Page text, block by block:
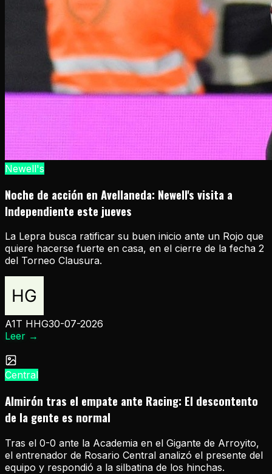
Newell's
Noche de acción en Avellaneda: Newell's visita a
Independiente este jueves
La Lepra busca ratificar su buen inicio ante un Rojo que
quiere hacerse fuerte en casa, en el cierre de la fecha 2
del Torneo Clausura.
A1T HHG30-07-2026
Leer →
Central
Almirón tras el empate ante Racing: El descontento
de la gente es normal
Tras el 0-0 ante la Academia en el Gigante de Arroyito,
el entrenador de Rosario Central analizó el presente del
equipo y respondió a la silbatina de los hinchas.